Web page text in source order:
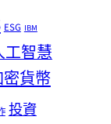
ESG IBM
工智慧
貨幣
投資